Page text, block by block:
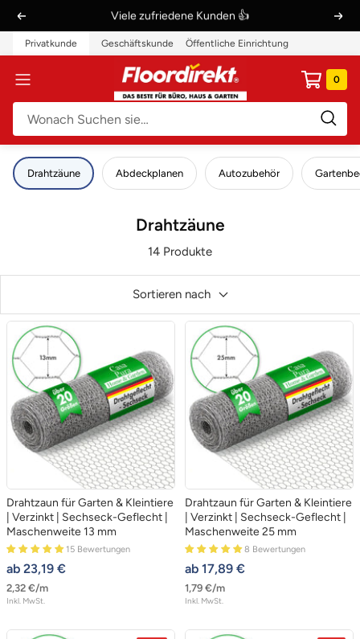
Direkt
zum
Inhalt
Zurück Viele zufriedene Kunden 👍
Privatkunde Geschäftskunde Öffentliche Einrichtung
Navigation
Floordirekt
DE
0
Drahtzäune Abdeckplanen Autozubehör
Drahtzäune
14 Produkte
Sortieren nach
Drahtzaun für Garten & Kleintiere
| Verzinkt | Sechseck-Geflecht |
Maschenweite 13 mm
15 Bewertungen
angebotspreis
ab 23,19 €
2,32 €/m
Inkl. MwSt.
Drahtzaun für Garten & Kleintiere
| Verzinkt | Sechseck-Geflecht |
Maschenweite 25 mm
8 Bewertungen
angebotspreis
ab 17,89 €
1,79 €/m
Inkl. MwSt.